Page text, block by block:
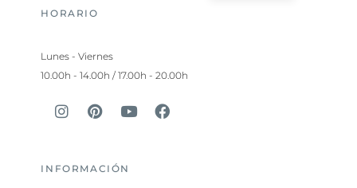
HORARIO
Lunes - Viernes
10.00h - 14.00h / 17.00h - 20.00h
INFORMACIÓN